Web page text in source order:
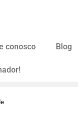
conosco Blog